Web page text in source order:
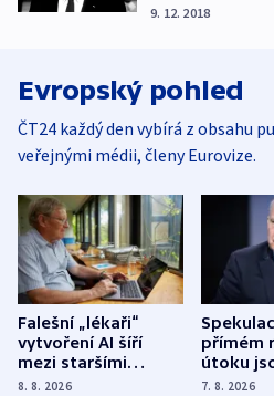
9. 12. 2018
Evropský pohled
ČT24 každý den vybírá z obsahu
veřejnými médii, členy Eurovize.
Falešní „lékaři“
vytvoření AI šíří
mezi staršími
Poláky nebezpečné
8. 8. 2026
přímém
útoku
míní
7. 8. 2026